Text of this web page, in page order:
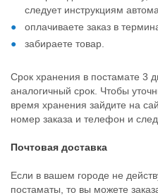
следует инструкциям
оплачиваете заказ в
забираете товар.
Срок хранения в постамате 3
аналогичный срок. Чтобы
время хранения зайдите на
номер заказа и телефон и
Почтовая доставка
Если в вашем городе не
постаматы, то вы можете